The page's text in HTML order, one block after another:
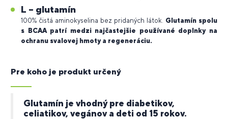
L – glutamín
100% čistá aminokyselina bez pridaných látok. Glutamín spolu
s BCAA patrí medzi najčastejšie používané doplnky na
ochranu svalovej hmoty a regeneráciu.
Pre koho je produkt určený
Glutamín je vhodný pre diabetikov,
celiatikov, vegánov a deti od 15 rokov.